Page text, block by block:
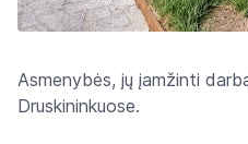
Asmenybės, jų įamžinti
Druskininkuose.